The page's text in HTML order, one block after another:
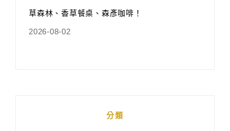
草森林、香草餐桌、森彥咖啡！
2026-08-02
分類